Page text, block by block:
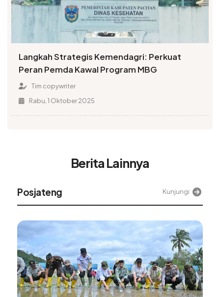
Langkah Strategis Kemendagri: Perkuat
Peran Pemda Kawal Program MBG
Tim copywriter
Rabu, 1 Oktober 2025
Berita Lainnya
Kunjungi